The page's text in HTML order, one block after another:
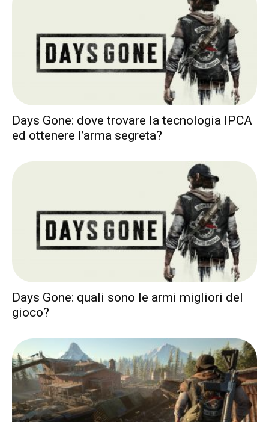
Days Gone: dove trovare la tecnologia IPCA
ed ottenere l’arma segreta?
Days Gone: quali sono le armi migliori del
gioco?